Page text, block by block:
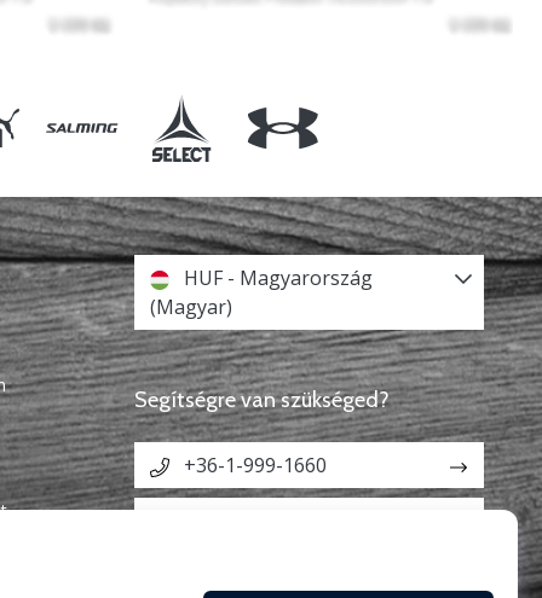
HUF - Magyarország
(Magyar)
Segítségre van szükséged?
+36-1-999-1660